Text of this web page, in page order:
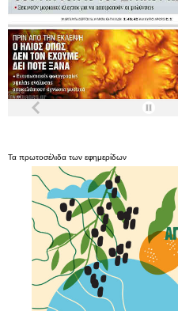
Τα πρωτοσέλιδα των εφημερίδων